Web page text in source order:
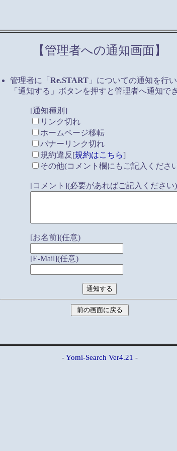
【管理者への通知画面】
管理者に「 Re.START 」についての通知を行
「通知する」ボタンを押すと管理者へ通知で
[通知種別]
リンク切れ
ホームページ移転
バナーリンク切れ
規約違反[規約はこちら]
その他(コメント欄にもご記入くださ
[コメント](必要があればご記入ください)
[お名前](任意)
[E-Mail](任意)
-Yomi-Search Ver4.21 -